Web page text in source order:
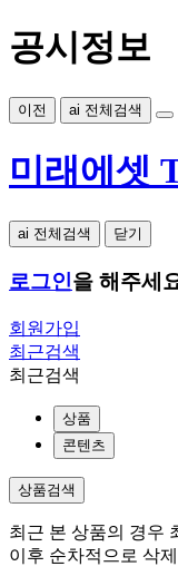
공시정보
이전 ai 전체검색
미래에셋
ai 전체검색 닫기
로그인을 해주세
회원가입
최근검색
최근검색
상품
콘텐츠
상품검색
최근 본 상품의 경우
이후 순차적으로 삭